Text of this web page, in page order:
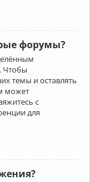
форумы?
Чтобы
темы и оставлять
может
с
для